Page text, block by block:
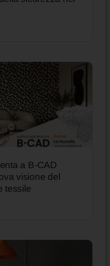
a B-CAD
visione del
tessile